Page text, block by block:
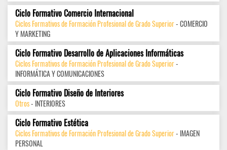
Ciclo Formativo Comercio Internacional
Ciclos Formativos de Formación Profesional de Grado Superior- COMERCIO
Y MARKETING
Ciclo Formativo Desarrollo de Aplicaciones Informáticas
Ciclos Formativos de Formación Profesional de Grado Superior-
INFORMÁTICA Y COMUNICACIONES
Ciclo Formativo Diseño de Interiores
Otros- INTERIORES
Ciclo Formativo Estética
Ciclos Formativos de Formación Profesional de Grado Superior- IMAGEN
PERSONAL